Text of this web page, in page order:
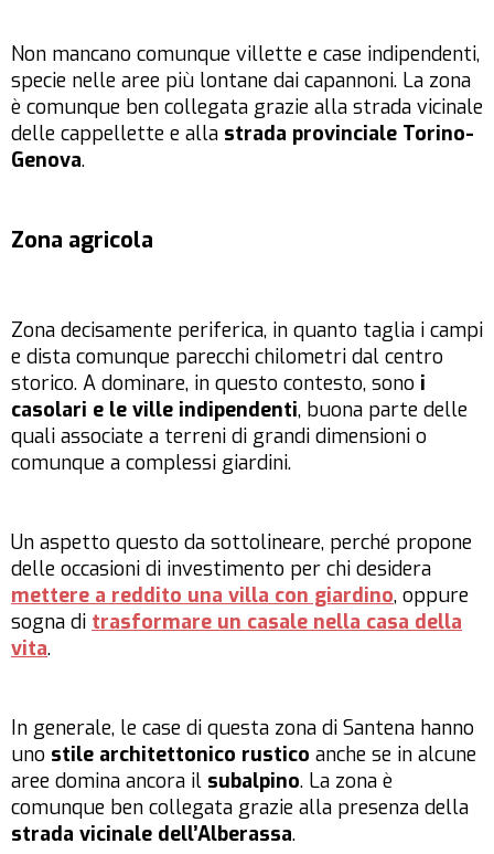
Non mancano comunque villette e case indipendenti,
specie nelle aree più lontane dai capannoni. La zona
è comunque ben collegata grazie alla strada vicinale
delle cappellette e alla strada provinciale Torino-
Genova.
Zona agricola
Zona decisamente periferica, in quanto taglia i campi
e dista comunque parecchi chilometri dal centro
storico. A dominare, in questo contesto, sono i
casolari e le ville indipendenti, buona parte delle
quali associate a terreni di grandi dimensioni o
comunque a complessi giardini.
Un aspetto questo da sottolineare, perché propone
delle occasioni di investimento per chi desidera
mettere a reddito una villa con giardino, oppure
sogna di trasformare un casale nella casa della
vita.
In generale, le case di questa zona di Santena hanno
uno stile architettonico rustico anche se in alcune
aree domina ancora il subalpino. La zona è
comunque ben collegata grazie alla presenza della
strada vicinale dell’Alberassa.